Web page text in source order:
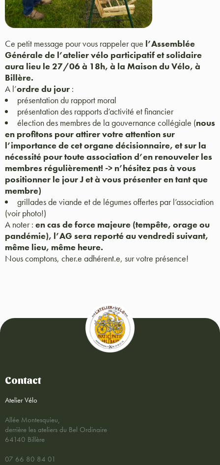
Ce petit message pour vous rappeler que l’Assemblée
Générale de l’atelier vélo participatif et solidaire
aura lieu le 27/06 à 18h, à la Maison du Vélo, à
Billère.
A l’ordre du jour :
présentation du rapport moral
présentation des rapports d’activité et financier
élection des membres de la gouvernance collégiale (nous
en profitons pour attirer votre attention sur
l’importance de cet organe décisionnaire, et sur la
nécessité pour toute association d’en renouveler les
membres régulièrement! -> n’hésitez pas à vous
positionner le jour J et à vous présenter en tant que
membre)
grillades de viande et de légumes offertes par l’association
(voir photo!)
A noter : en cas de force majeure (tempête, orage ou
pandémie), l’AG sera reporté au vendredi suivant,
même lieu, même heure.
Nous comptons, cher.e adhérent.e, sur votre présence!
Contact
Atelier Vélo
Allée Montesquieu,
derrière les ateliers du Bel Ordinaire
64140 Billère
07 66 80 84 01